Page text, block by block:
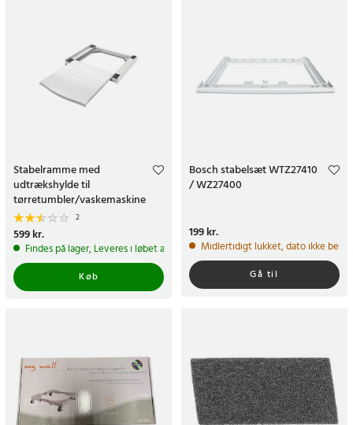
Stabelramme med
udtrækshylde til
tørretumbler/vaskemaskine
2
Pris:599 kr.
599 kr.
Findes på lager, Leveres i løbet af 1-2 hverdage
Køb
Bosch stabelsæt WTZ27410
/ WZ27400
Pris:199 kr.
199 kr.
Midlertidigt lukket, dato ikke
Gå til